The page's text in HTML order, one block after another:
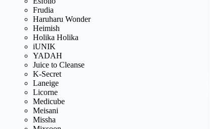
Frudia
Haruharu Wonder
Heimish
Holika Holika
iUNIK
YADAH
Juice to Cleanse
K-Secret
Laneige
Licorne
Medicube
Meisani
Missha